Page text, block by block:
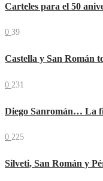
Carteles para el 50
0 39
Castella y San Román
0 231
Diego Sanromán… La
0 225
Silveti, San Román y